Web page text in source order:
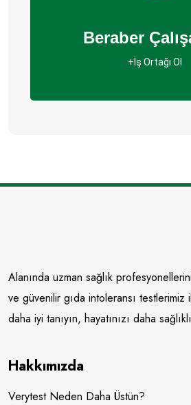
Beraber
+İş Ortağı Ol
Alanında uzman sağlık
ve güvenilir gıda intoleransı
daha iyi tanıyın, hayatınızı daha
Hakkımızda
Verytest Neden Daha Üstün?